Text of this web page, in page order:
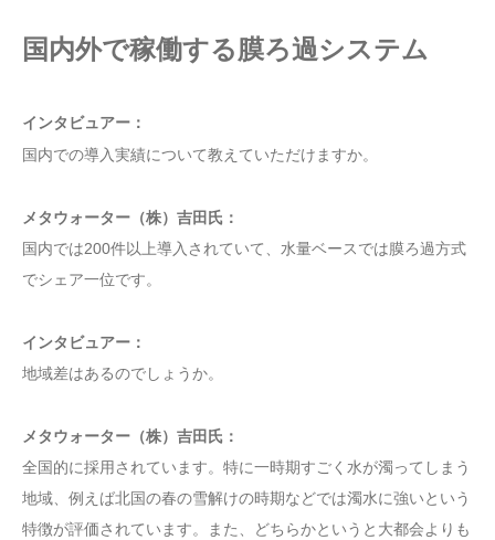
国内外で稼働する膜ろ過システム
インタビュアー：
国内での導入実績について教えていただけますか。
メタウォーター（株）吉田氏：
国内では200件以上導入されていて、水量ベースでは膜ろ過方式
でシェア一位です。
インタビュアー：
地域差はあるのでしょうか。
メタウォーター（株）吉田氏：
全国的に採用されています。特に一時期すごく水が濁ってしまう
地域、例えば北国の春の雪解けの時期などでは濁水に強いという
特徴が評価されています。また、どちらかというと大都会よりも